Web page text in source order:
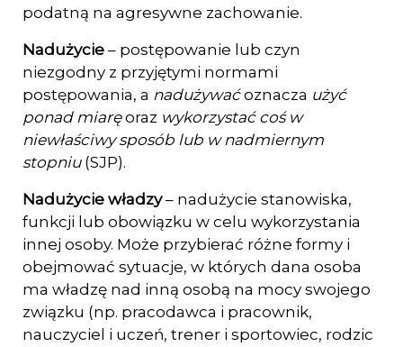
podatną na agresywne zachowanie.
Nadużycie – postępowanie lub czyn
niezgodny z przyjętymi normami
postępowania, a nadużywaćoznacza użyć
ponad miaręoraz wykorzystać coś w
niewłaściwy sposób lub w nadmiernym
stopniu (SJP).
Nadużycie władzy– nadużycie stanowiska,
funkcji lub obowiązku w celu wykorzysta­nia
innej osoby. Może przybierać różne formy i
obejmować sytuacje, w których dana osoba
ma władzę nad inną osobą na mocy swojego
związku (np. pracodawca i pracownik,
nauczyciel i uczeń, trener i sportowiec, rodzic